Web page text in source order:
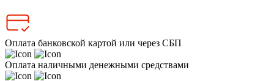
Оплата банковской картой или через СБП
Оплата наличными денежными средствами